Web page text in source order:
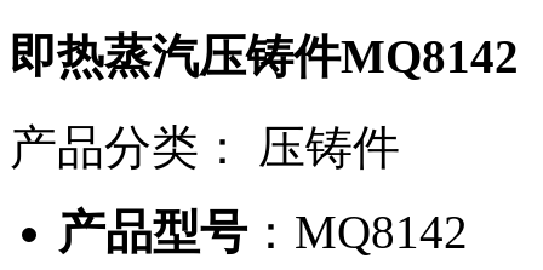
即热蒸汽压铸件MQ8142
产品分类： 压铸件
产品型号：MQ8142